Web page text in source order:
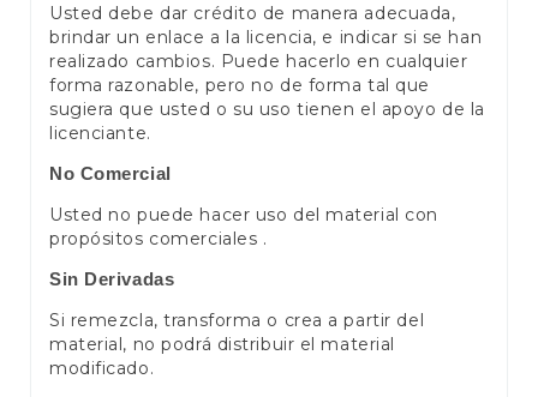
Usted debe dar crédito de manera adecuada,
brindar un enlace a la licencia, e indicar si se han
realizado cambios. Puede hacerlo en cualquier
forma razonable, pero no de forma tal que
sugiera que usted o su uso tienen el apoyo de la
licenciante.
No Comercial
Usted no puede hacer uso del material con
propósitos comerciales .
Sin Derivadas
Si remezcla, transforma o crea a partir del
material, no podrá distribuir el material
modificado.